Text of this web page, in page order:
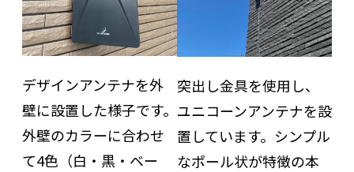
デザインアンテナを外
壁に設置した様子です。
外壁のカラーに合わせ
て4色（白・黒・ベー
突出し金具を使用し、
ユニコーンアンテナを設
置しています。シンプル
なポール状が特徴の本